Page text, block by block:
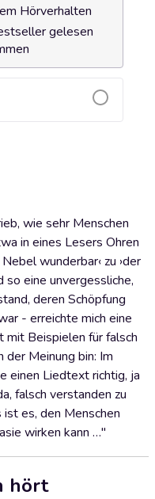
Hörverhalten
gelesen
wie sehr Menschen
in eines Lesers Ohren
wunderbar‹ zu ›der
eine unvergessliche,
deren Schöpfung
- erreichte mich eine
mit Beispielen für falsch
Meinung bin: Im
einen Liedtext richtig, ja
falsch verstanden zu
es, den Menschen
wirken kann …"
hört